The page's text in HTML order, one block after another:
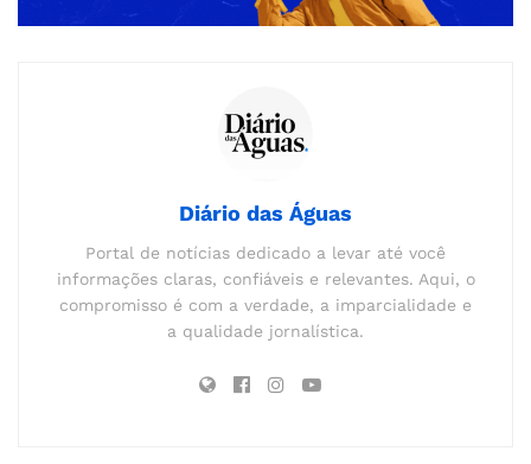
Diário das Águas
Portal de notícias dedicado a levar até você
informações claras, confiáveis e relevantes. Aqui, o
compromisso é com a verdade, a imparcialidade e
a qualidade jornalística.